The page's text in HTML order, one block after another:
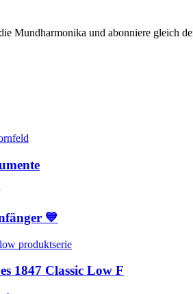
Mundharmonika und abonniere gleich
💙
1847 Classic Low F